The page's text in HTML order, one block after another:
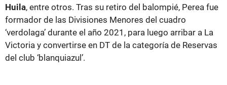
Huila, entre otros. Tras su retiro del balompié, Perea fue
formador de las Divisiones Menores del cuadro
‘verdolaga’ durante el año 2021, para luego arribar a La
Victoria y convertirse en DT de la categoría de Reservas
del club ‘blanquiazul’.